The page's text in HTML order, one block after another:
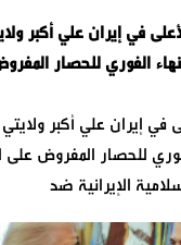
في إيران علي أكبر
الفوري للحصار
في إيران علي أكبر
للحصار المفروض
الإيرانية ضد